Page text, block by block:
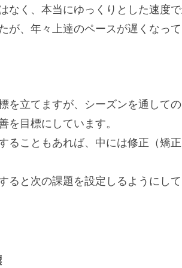
なく、本当にゆっくりとした速度
が、年々上達のペースが遅くなって
を立てますが、シーズンを通して
を目標にしています。
ることもあれば、中には修正（矯
ると次の課題を設定しるようにして